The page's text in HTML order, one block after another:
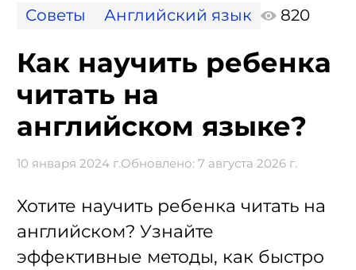
Советы Английский язык 820
Как научить ребенка
читать на
английском языке?
10 января 2024 г.Обновлено: 7 августа 2026 г.
Хотите научить ребенка читать на
английском? Узнайте
эффективные методы, как быстро